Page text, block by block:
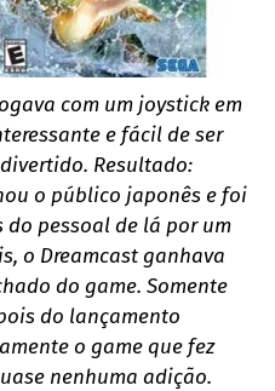
com um joystick em
e fácil de ser
Resultado:
o público japonês e foi
do pessoal de lá por um
o Dreamcast ganhava
do game. Somente
do lançamento
o game que fez
nenhuma adição.